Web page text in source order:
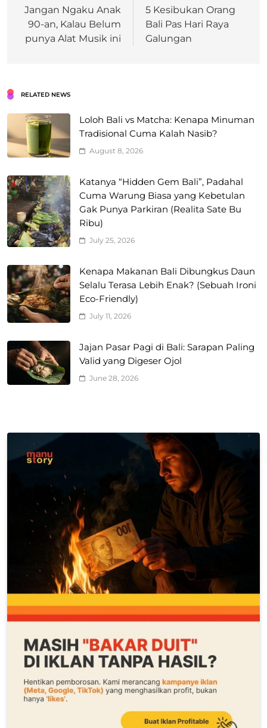
Jangan Ngaku Anak
90-an, Kalau Belum
punya Alat Musik ini
5 Kesibukan Orang
Bali Pas Hari Raya
Galungan
RELATED NEWS
Loloh Bali vs Matcha: Kenapa Minuman
Tradisional Cuma Kalah Nasib?
August 8, 2026
Katanya “Hidden Gem Bali”, Padahal
Cuma Warung Biasa yang Kebetulan
Gak Punya Parkiran (Realita Sate Bu
Ribu)
July 25, 2026
Kenapa Makanan Bali Dibungkus Daun
Selalu Terasa Lebih Enak? (Sebuah Ironi
Eco-Friendly)
July 11, 2026
Jajan Pasar Pagi di Bali: Sarapan Paling
Valid yang Digeser Ojol
June 28, 2026